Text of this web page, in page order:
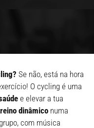
Se não, está na hora
O cycling é uma
e elevar a tua
dinâmico numa
com música